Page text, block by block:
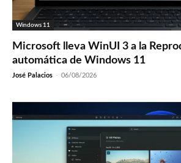
Windows 11
Microsoft lleva WinUI 3 a la
automática de Windows 11
José Palacios - 06/08/2026